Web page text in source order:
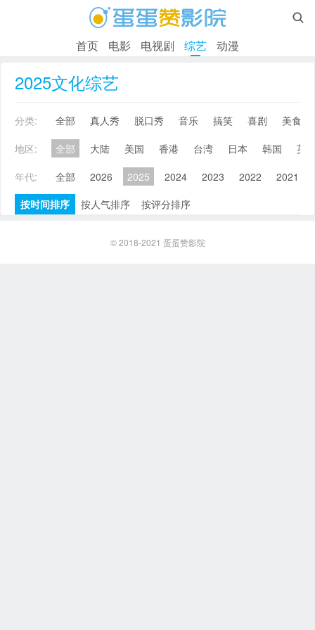

首页 电影 电视剧 综艺 动漫
2025文化综艺
分类: 全部 真人秀 脱口秀 音乐 搞笑 喜剧
美食
地区:
全部 大陆 美国 香港 台湾 日本 韩国
英
年代:
全部 2026 2025 2024 2023 2022 2021
按时间排序
按人气排序 按评分排序
© 2018-2021 蛋蛋赞影院